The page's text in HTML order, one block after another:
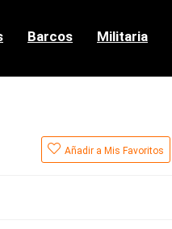
Barcos Militaria
Añadir a Mis Favoritos